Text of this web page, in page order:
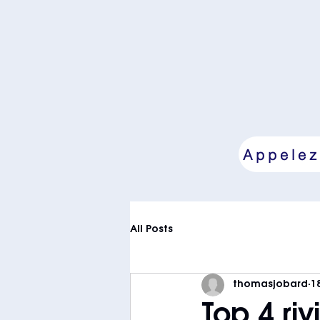
All Posts
thomasjobard